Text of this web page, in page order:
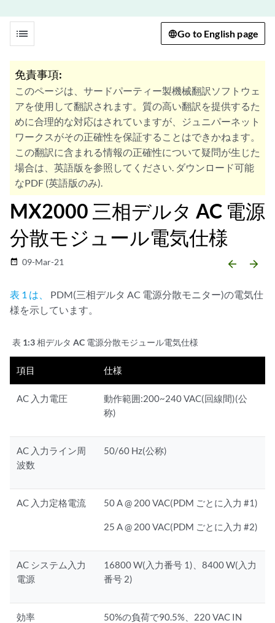
list Go to English page
免責事項:
このページは、サードパーティー製機械翻訳ソフトウェ
アを使用して翻訳されます。質の高い翻訳を提供するた
めに合理的な対応はされていますが、ジュニパーネット
ワークスがその正確性を保証することはできかねます。
この翻訳に含まれる情報の正確性について疑問が生じた
場合は、英語版を参照してください. ダウンロード可能
なPDF (英語版のみ).
MX2000 三相デルタ AC 電源
分散モジュール電気仕様
date_range 09-Mar-21 arrow_backward arrow_forward
表 1 は、
PDM(三相デルタ AC 電源分散モニター)の電気仕
様を示しています。
表 1:3 相デルタ AC 電源分散モジュール電気仕様
項目 仕様
AC 入力電圧
動作範囲:200~240 VAC(回線間)(公
称)
AC 入力ライン周
波数
50/60 Hz(公称)
AC 入力定格電流 50 A @ 200 VAC(PDM ごとに入力 #1)
25 A @ 200 VAC(PDM ごとに入力 #2)
AC システム入力
電源
16800 W(入力番号 1)、8400 W(入力
番号 2)
効率 50%の負荷で90.5%、220 VAC IN